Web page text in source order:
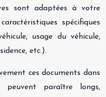
sont adaptées à votre
spécifiques
usage du véhicule,
etc.).
ces documents dans
peuvent paraître longs,